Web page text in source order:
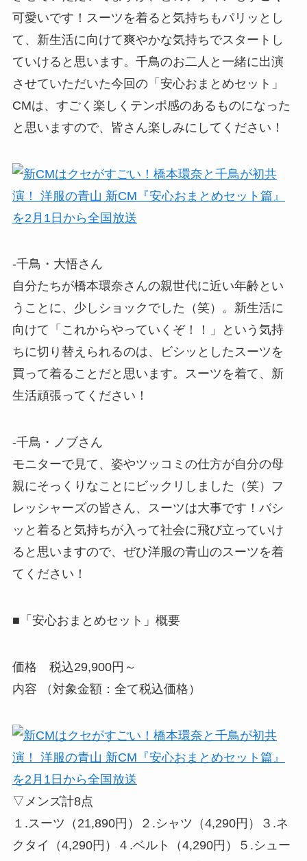
可愛いです！スーツを着ると気持ちもパリッとし
て、新生活に向けて爽やかな気持ちでスタートし
ていけると思います。千鳥のお二人と一緒に出演
させていただいた今回の「安心おまとめセット」
CMは、すごく楽しくテンポ感のあるものになった
と思いますので、皆さん楽しみにしてください！
-千鳥・大悟さん
自分たちが橋本環奈さんの親世代に近い年齢とい
うことに、少しショックでした（笑）。新生活に
向けて「これからやっていくぞ！！」という気持
ちに切り替えられるのは、ビシッとしたスーツを
買って着ることだと思います。スーツを着て、新
生活頑張ってください！
-千鳥・ノブさん
モニターで見て、姿やツッコミの仕方が自分の母
親にそっくりなことにビックリしました（笑）フ
レッシャーズの皆さん、スーツは大事です！バシ
ッと着ると気持ちが入って社会に飛び立っていけ
ると思いますので、ぜひ洋服の青山のスーツを着
てください！
■「安心おまとめセット」概要
価格 税込29,900円～
内容 （対象金額：全て税込価格）
▽メンズ計8点
１.スーツ（21,890円）２.シャツ（4,290円）３.ネ
クタイ（4,290円）４.ベルト（4,290円）５.シュー